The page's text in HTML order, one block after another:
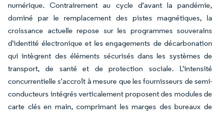
numérique. Contrairement au cycle d'avant la pandémie,
dominé par le remplacement des pistes magnétiques, la
croissance actuelle repose sur les programmes souverains
d'identité électronique et les engagements de décarbonation
qui intègrent des éléments sécurisés dans les systèmes de
transport, de santé et de protection sociale. L'intensité
concurrentielle s'accroît à mesure que les fournisseurs de semi-
conducteurs intégrés verticalement proposent des modules de
carte clés en main, comprimant les marges des bureaux de